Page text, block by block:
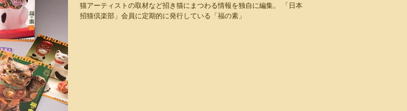
猫アーティストの取材など招き猫にまつわる情報を独自に編集。 「日本
招猫倶楽部」会員に定期的に発行している「福の素」